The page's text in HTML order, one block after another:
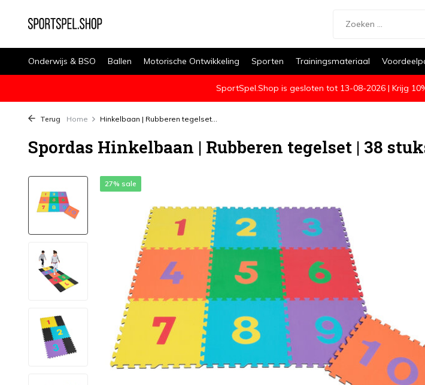
Onderwijs & BSO Ballen Motorische Ontwikkeling Sporten Trainingsmateriaal
SportSpel.Shop is gesloten tot 13-08-2026 | Krijg
Terug Home Hinkelbaan | Rubberen tegelset...
Spordas Hinkelbaan | Rubberen tegelset | 38
27% sale